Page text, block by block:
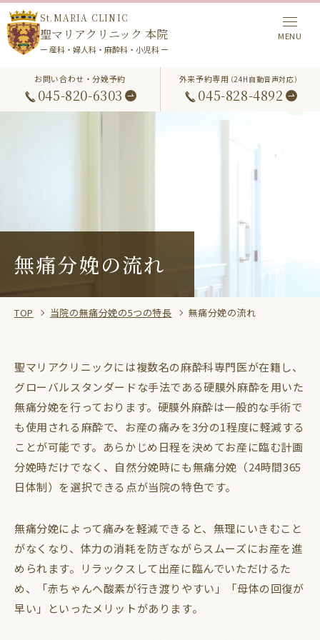
St.MARIA CLINIC
聖マリアクリニック 本院
ー 産科・婦人科・麻酔科・小児科 ー
お問い合わせ・分娩予約
045-820-6303
外来予約専用（24H自動音声対応）
045-828-4892
無痛分娩の流れ
TOP 当院の無痛分娩の5つの特長 無痛分娩の流れ
聖マリアクリニックには複数名の麻酔科専門医が在籍し、
グローバルスタンダードな手法である硬膜外麻酔を用いた
無痛分娩を行っております。硬膜外麻酔は一般的な手術で
も使用される麻酔で、お産の痛みを3分の1程度に軽減する
ことが可能です。あらかじめ日程を決めてお産に臨む計画
分娩時だけでなく、自然分娩時にも無痛分娩（24時間365
日体制）を選択できる点が当院の特色です。
無痛分娩によって痛みを軽減できると、無理にいきむこと
がなくなり、体力の消耗を防ぎながらスムーズにお産を進
められます。リラックスして出産に臨んでいただけるた
め、「赤ちゃんへ酸素が行き渡りやすい」「母体の回復が
早い」といったメリットがあります。